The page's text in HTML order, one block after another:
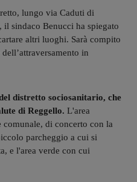
lungo via Caduti di
il sindaco Benucci ha spiegato
altri luoghi. Sarà compito
in
distretto sociosanitario, che
di Reggello. L'area
di concerto con la
parcheggio a cui si
e l'area verde con cui